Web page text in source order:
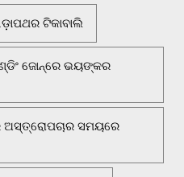
ଟିକାବାଲି
ଜୋନ୍‌ରେ ଭୟଙ୍କର
ଅସ୍ତ୍ରୋପଚାର ସମୟରେ